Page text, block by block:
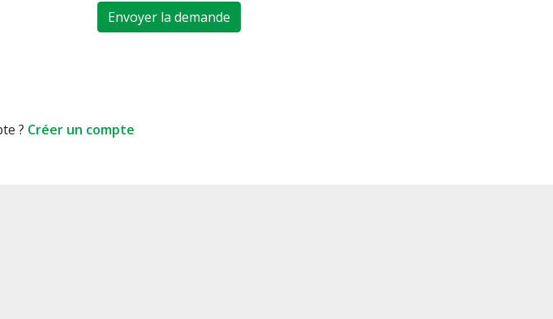
Envoyer la demande
? Créer un compte